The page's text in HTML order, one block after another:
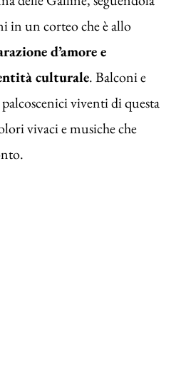
in un corteo che è allo
d’amore e
culturale. Balconi e
viventi di questa
vivaci e musiche che